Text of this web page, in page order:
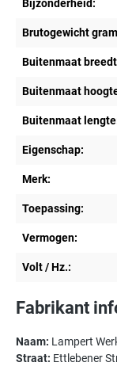
Bijzonderheid:
Brutogewicht
Buitenmaat
Buitenmaat
Buitenmaat
Eigenschap:
Merk:
Toepassing:
Vermogen:
Volt / Hz.:
Fabrikant
Naam: Lampert
Straat: Ettlebener